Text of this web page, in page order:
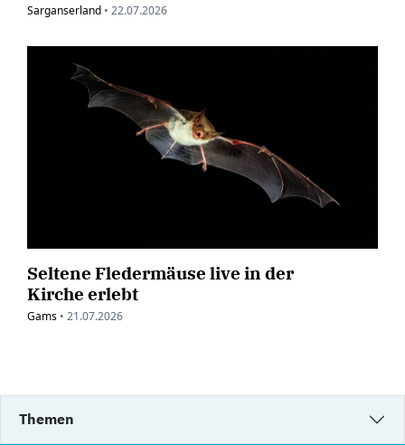
Sarganserland • 22.07.2026
Seltene Fledermäuse live in der
Kirche erlebt
Gams • 21.07.2026
Themen